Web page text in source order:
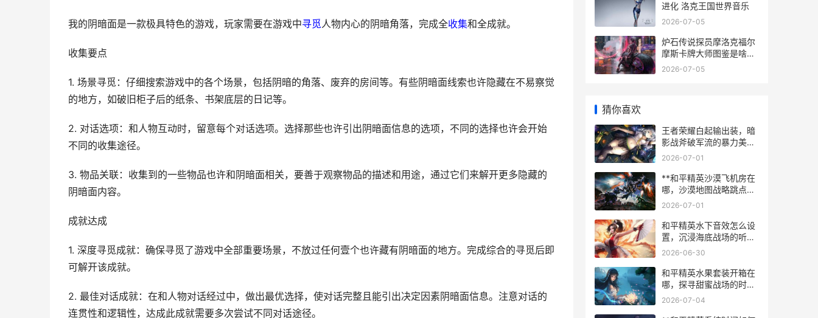
我的阴暗面是一款极具特色的游戏，玩家需要在游戏中寻觅人物内心的阴暗角落，完成全收集和全成就。
收集要点
1. 场景寻觅：仔细搜索游戏中的各个场景，包括阴暗的角落、废弃的房间等。有些阴暗面线索也许隐藏在不易察觉
的地方，如破旧柜子后的纸条、书架底层的日记等。
2. 对话选项：和人物互动时，留意每个对话选项。选择那些也许引出阴暗面信息的选项，不同的选择也许会开始
不同的收集途径。
3. 物品关联：收集到的一些物品也许和阴暗面相关，要善于观察物品的描述和用途，通过它们来解开更多隐藏的
阴暗面内容。
成就达成
1. 深度寻觅成就：确保寻觅了游戏中全部重要场景，不放过任何壹个也许藏有阴暗面的地方。完成综合的寻觅后即
可解开该成就。
2. 最佳对话成就：在和人物对话经过中，做出最优选择，使对话完整且能引出决定因素阴暗面信息。注意对话的
连贯性和逻辑性，达成此成就需要多次尝试不同对话途径。
进化 洛克王国世界音乐
2026-07-05
炉石传说探员摩洛克福尔
摩斯卡牌大师图鉴是啥子
样 炉石传说探查内鬼
2026-07-05
猜你喜欢
王者荣耀白起输出装，暗
影战斧破军流的暴力美
学，一个坦克的逆袭之路
2026-07-01
**和平精英沙漠飞机房在
哪，沙漠地图战略跳点深
度解析**
2026-07-01
和平精英水下音效怎么设
置，沉浸海底战场的听觉
密码
2026-06-30
和平精英水果套装开箱在
哪，探寻甜蜜战场的时尚
秘径
2026-07-04